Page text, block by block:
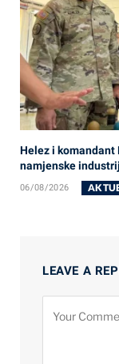
Helez i komandant
namjenske
06/08/2026
LEAVE A